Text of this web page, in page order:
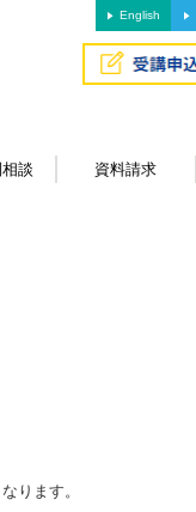
English
談 資料請求
ります。